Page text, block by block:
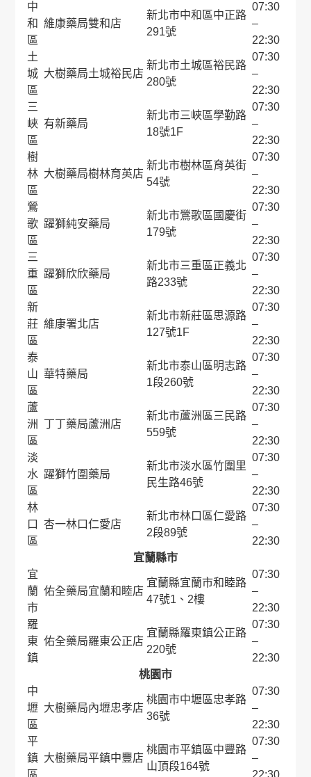
中
和
區
維康藥局雙和店
新北市中和區中正路
291號
07:30
–
22:30
土
城
區
大樹藥局土城裕民店
新北市土城區裕民路
280號
07:30
–
22:30
三
峽
區
有新藥局
新北市三峽區學勤路
18號1F
07:30
–
22:30
樹
林
區
大樹藥局樹林育英店
新北市樹林區育英街
54號
07:30
–
22:30
鶯
歌
區
躍獅純安藥局
新北市鶯歌區國慶街
179號
07:30
–
22:30
三
重
區
躍獅欣欣藥局
新北市三重區正義北
路233號
07:30
–
22:30
新
莊
區
維康署北店
新北市新莊區思源路
127號1F
07:30
–
22:30
泰
山
區
華特藥局
新北市泰山區明志路
1段260號
07:30
–
22:30
蘆
洲
區
丁丁藥局蘆洲店
新北市蘆洲區三民路
559號
07:30
–
22:30
淡
水
區
躍獅竹圍藥局
新北市淡水區竹圍里
民生路46號
07:30
–
22:30
林
口
區
杏一林口仁愛店
新北市林口區仁愛路
2段89號
07:30
–
22:30
宜蘭縣市
宜
蘭
市
佑全藥局宜蘭和睦店
宜蘭縣宜蘭市和睦路
47號1、2樓
07:30
–
22:30
羅
東
鎮
佑全藥局羅東公正店
宜蘭縣羅東鎮公正路
220號
07:30
–
22:30
桃園市
中
壢
區
大樹藥局內壢忠孝店
桃園市中壢區忠孝路
36號
07:30
–
22:30
平
鎮 大樹藥局平鎮中豐店
桃園市平鎮區中豐路
山頂段164號
07:30
–